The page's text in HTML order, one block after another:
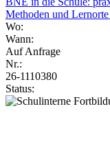
Methoden und
Wo:
Wann:
Auf Anfrage
Nr.:
26-1110380
Status: